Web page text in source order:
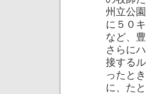
州立公
に５０
など、
さらに
接する
ったと
に、た